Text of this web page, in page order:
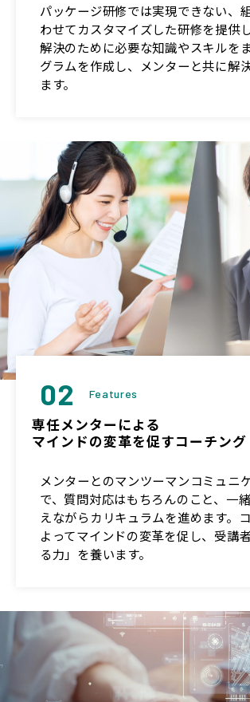
パッケージ研修では実現できない、
わせてカスタマイズした研修を提供
解決のために必要な知識やスキルを
グラムを作成し、メンターと共に解
ます。
02 Features
専任メンターによる
マインドの変革を促すコーチング
メンターとのマンツーマンコミュニ
で、質問対応はもちろんのこと、一
えながらカリキュラムを進めます。
よってマインドの変革を促し、受講
る力」を養います。